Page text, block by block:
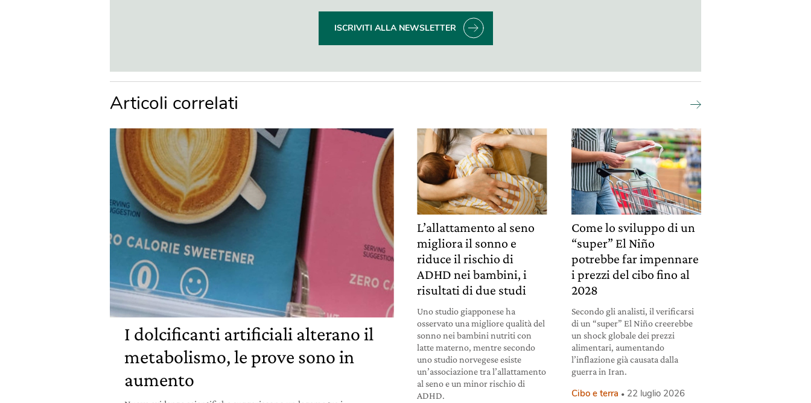
ISCRIVITI ALLA NEWSLETTER
Articoli correlati
I dolcificanti artificiali alterano il
metabolismo, le prove sono in
aumento
L’allattamento al seno
migliora il sonno e
riduce il rischio di
ADHD nei bambini, i
risultati di due studi
Uno studio giapponese ha
osservato una migliore qualità del
sonno nei bambini nutriti con
latte materno, mentre secondo
uno studio norvegese esiste
un’associazione tra l’allattamento
al seno e un minor rischio di
ADHD.
Come lo sviluppo di un
“super” El Niño
potrebbe far impennare
i prezzi del cibo fino al
2028
Secondo gli analisti, il verificarsi
di un “super” El Niño creerebbe
un shock globale dei prezzi
alimentari, aumentando
l’inflazione già causata dalla
guerra in Iran.
Cibo e terra 22 luglio 2026